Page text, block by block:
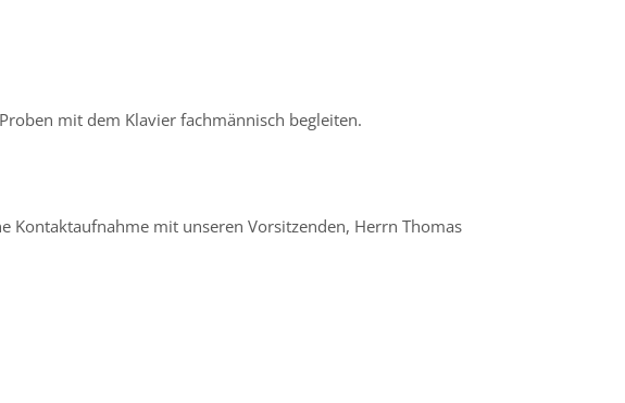
mit dem Klavier fachmännisch begleiten.
Kontaktaufnahme mit unseren Vorsitzenden, Herrn Thomas